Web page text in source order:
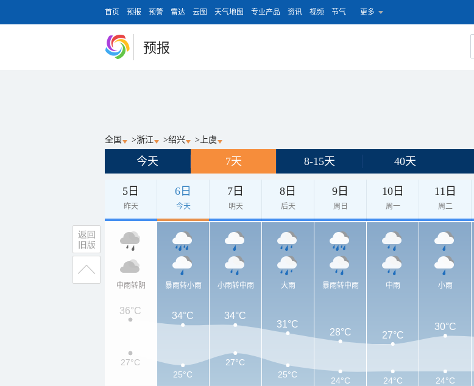
首页 预报 预警 雷达 云图 天气地图 专业产品 资讯 视频 节气 更多
预报
全国 >浙江 >绍兴 > 上虞
今天 7天 8-15天 40天
5日
昨天
6日
今天
7日
明天
8日
后天
9日
周日
10日
周一
11日
周二
中雨转阴 暴雨转小雨 小雨转中雨 大雨 暴雨转中雨 中雨 小雨
36°C
34°C 34°C
31°C
28°C 27°C
30°C
27°C
25°C
27°C
25°C
24°C 24°C 24°C